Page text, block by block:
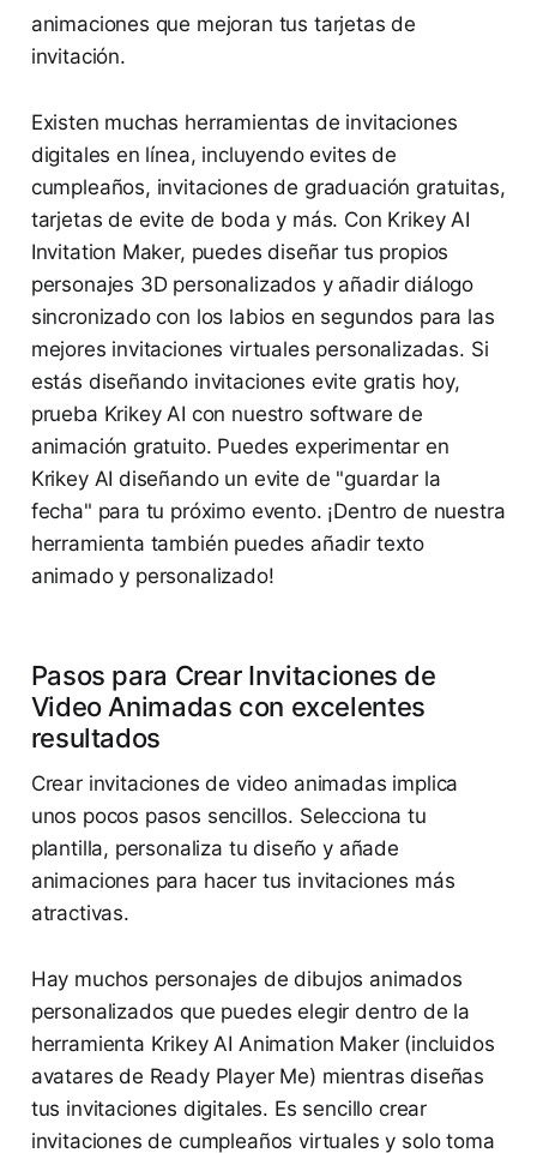
animaciones que mejoran tus tarjetas de
invitación.
Existen muchas herramientas de invitaciones
digitales en línea, incluyendo evites de
cumpleaños, invitaciones de graduación gratuitas,
tarjetas de evite de boda y más. Con Krikey AI
Invitation Maker, puedes diseñar tus propios
personajes 3D personalizados y añadir diálogo
sincronizado con los labios en segundos para las
mejores invitaciones virtuales personalizadas. Si
estás diseñando invitaciones evite gratis hoy,
prueba Krikey AI con nuestro software de
animación gratuito. Puedes experimentar en
Krikey AI diseñando un evite de "guardar la
fecha" para tu próximo evento. ¡Dentro de nuestra
herramienta también puedes añadir texto
animado y personalizado!
Pasos para Crear Invitaciones de
Video Animadas con excelentes
resultados
Crear invitaciones de video animadas implica
unos pocos pasos sencillos. Selecciona tu
plantilla, personaliza tu diseño y añade
animaciones para hacer tus invitaciones más
atractivas.
Hay muchos personajes de dibujos animados
personalizados que puedes elegir dentro de la
herramienta Krikey AI Animation Maker (incluidos
avatares de Ready Player Me) mientras diseñas
tus invitaciones digitales. Es sencillo crear
invitaciones de cumpleaños virtuales y solo toma